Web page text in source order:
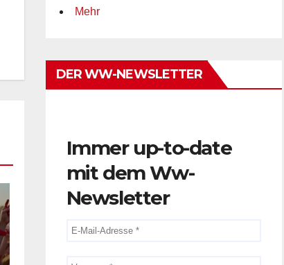
Mehr
DER WW-NEWSLETTER
Immer up-to-date
mit dem Ww-
Newsletter